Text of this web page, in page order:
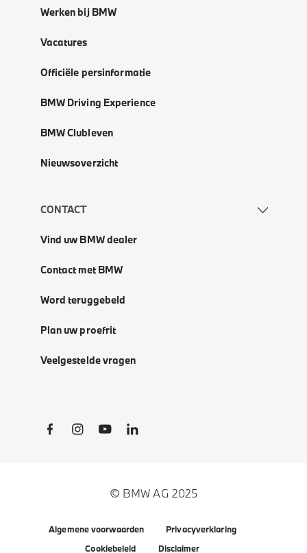
Werken bij BMW
Vacatures
Officiële persinformatie
BMW Driving Experience
BMW Clubleven
Nieuwsoverzicht
CONTACT
Vind uw BMW dealer
Contact met BMW
Word teruggebeld
Plan uw proefrit
Veelgestelde vragen
Social Links
© BMW AG 2025
Algemene voorwaarden
Privacyverklaring
Cookiebeleid
Disclaimer